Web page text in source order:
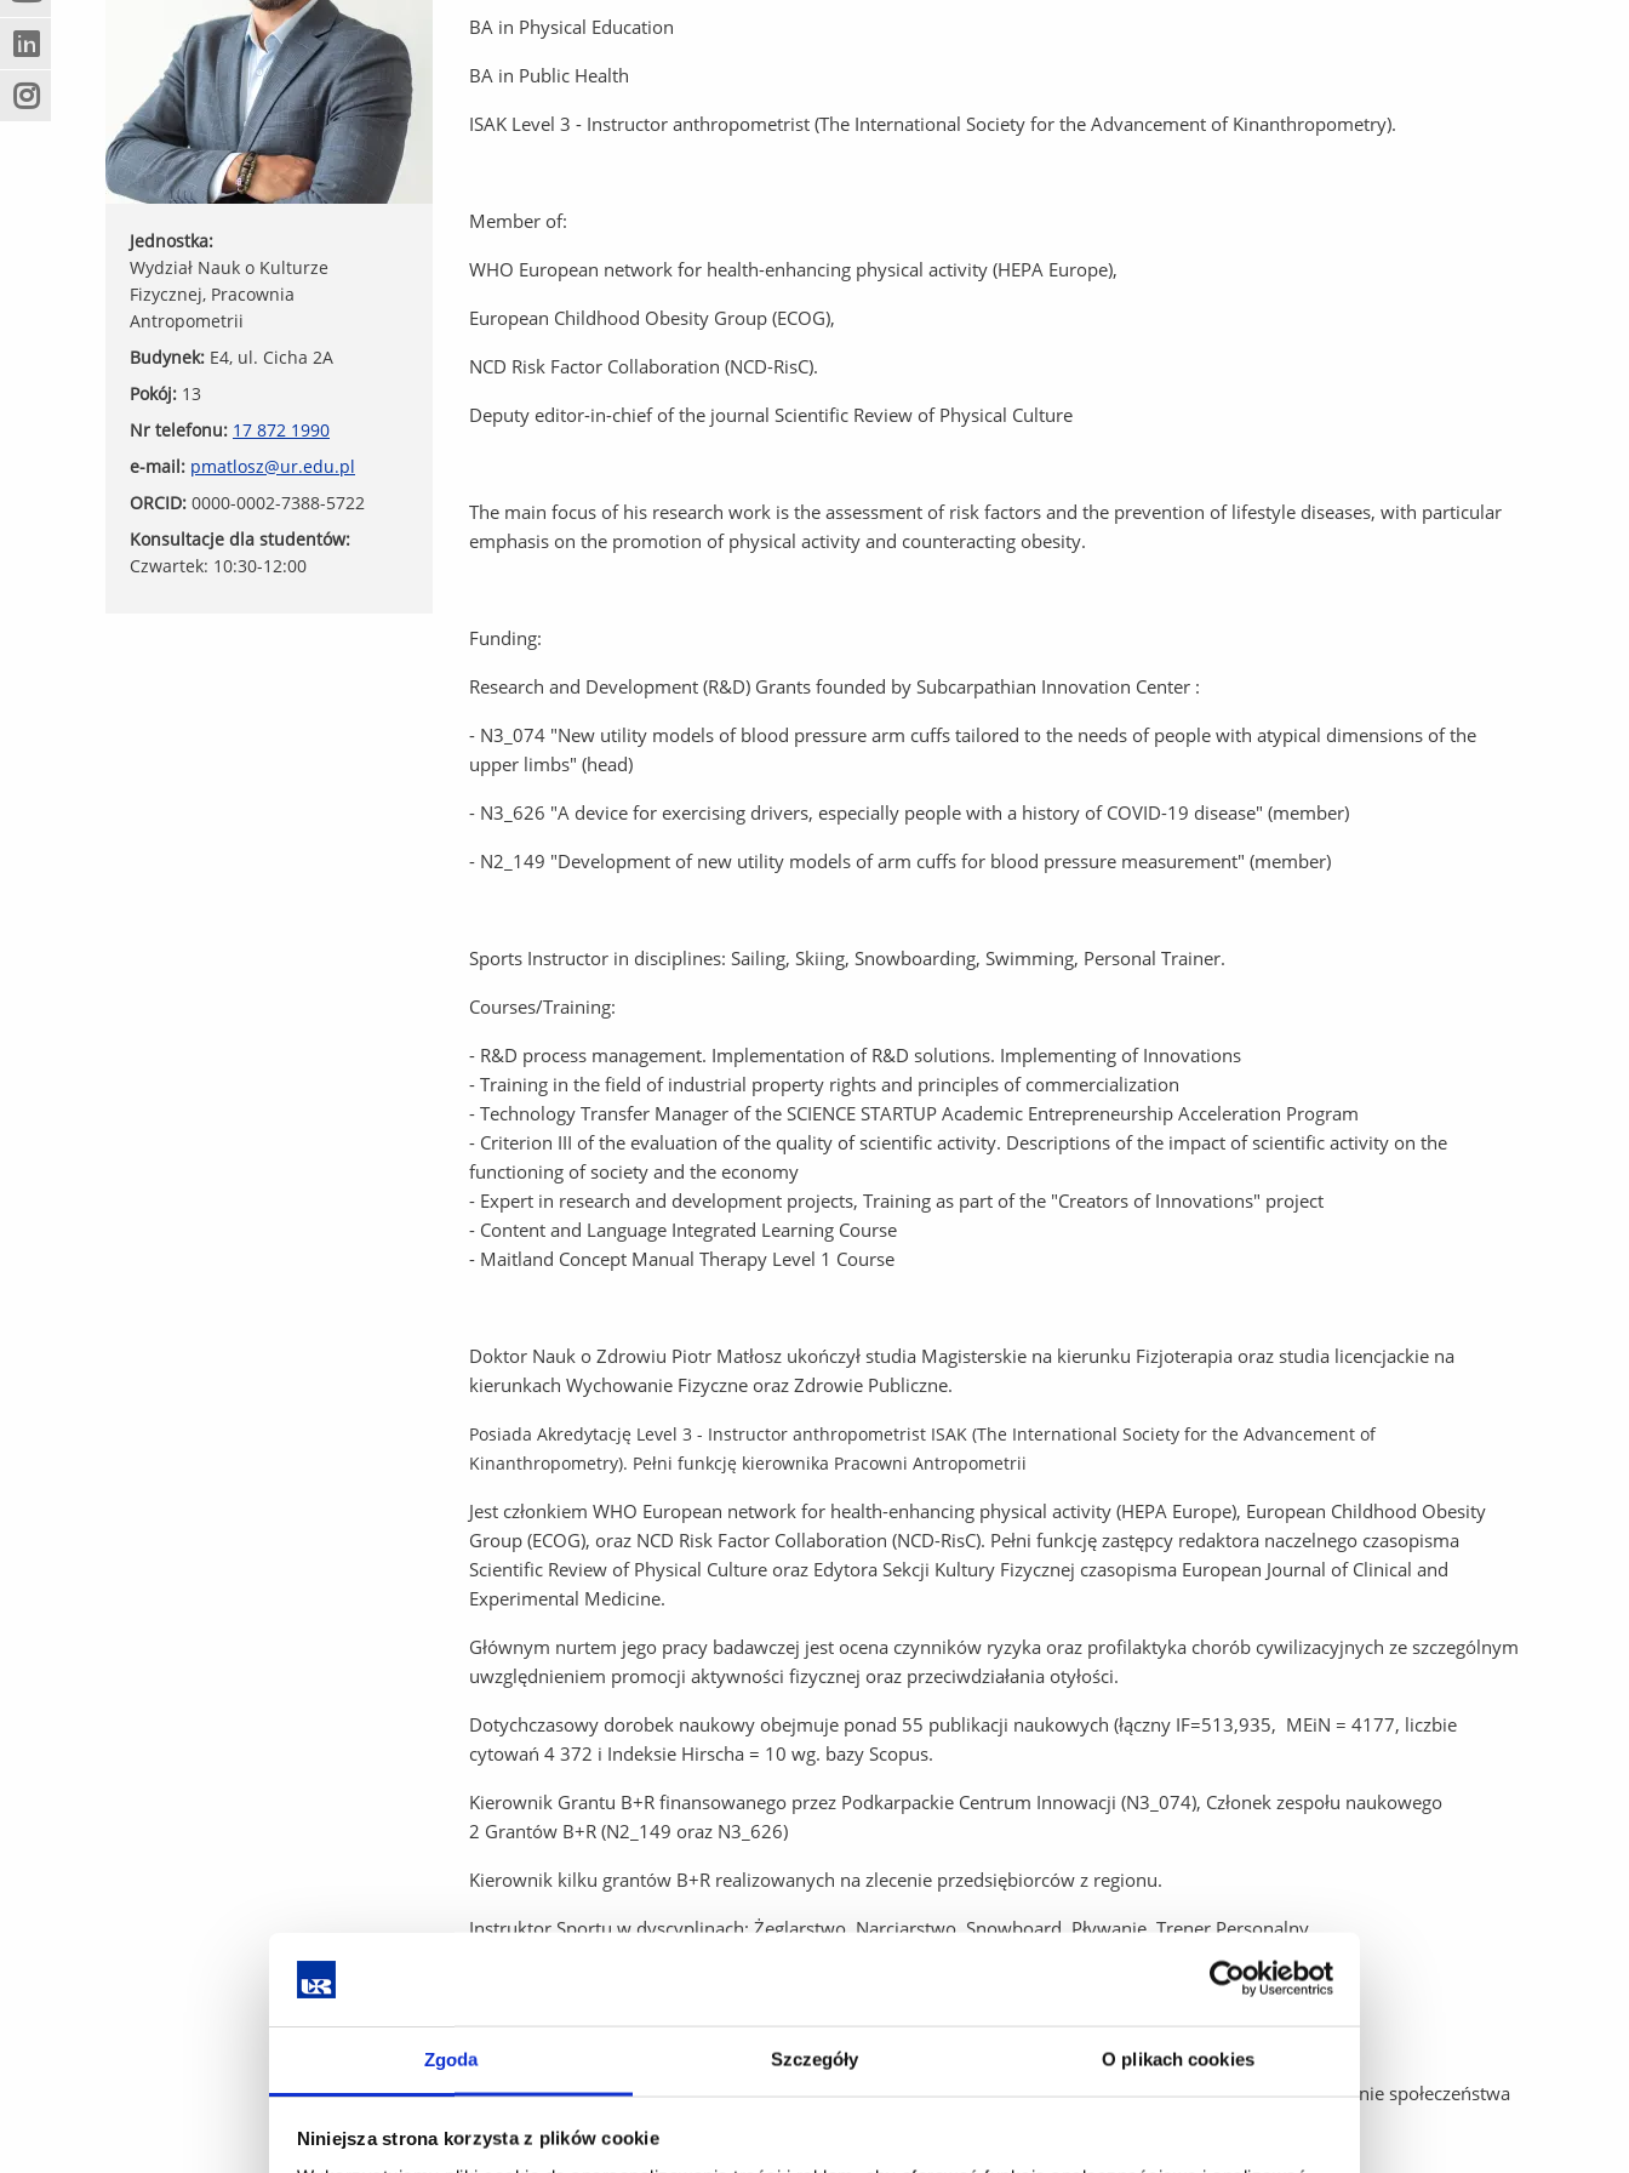
Zgoda Szczegóły O plikach cookies
Niniejsza strona korzysta z plików cookie
innej
strony)
okno)
do
innej
strony)
(Nowe
okno)
(Link
do
innej
(Nowe
(Link
Jednostka:
Wydział Nauk o Kulturze
Fizycznej, Pracownia
Antropometrii
Budynek: E4, ul. Cicha 2A
Pokój: 13
Nr telefonu: 17 872 1990
e-mail: pmatlosz@ur.edu.pl
ORCID: 0000-0002-7388-5722
Konsultacje dla studentów:
Czwartek: 10:30-12:00
BA in Physical Education
BA in Public Health
ISAK Level 3 - Instructor anthropometrist (The International Society for the Advancement of Kinanthropometry).
Member of:
WHO European network for health-enhancing physical activity (HEPA Europe),
European Childhood Obesity Group (ECOG),
NCD Risk Factor Collaboration (NCD-RisC).
Deputy editor-in-chief of the journal Scientific Review of Physical Culture
The main focus of his research work is the assessment of risk factors and the prevention of lifestyle diseases, with particular
emphasis on the promotion of physical activity and counteracting obesity.
Funding:
Research and Development (R&D) Grants founded by Subcarpathian Innovation Center :
- N3_074 "New utility models of blood pressure arm cuffs tailored to the needs of people with atypical dimensions of the
upper limbs" (head)
- N3_626 "A device for exercising drivers, especially people with a history of COVID-19 disease" (member)
- N2_149 "Development of new utility models of arm cuffs for blood pressure measurement" (member)
Sports Instructor in disciplines: Sailing, Skiing, Snowboarding, Swimming, Personal Trainer.
Courses/Training:
- R&D process management. Implementation of R&D solutions. Implementing of Innovations
- Training in the field of industrial property rights and principles of commercialization
- Technology Transfer Manager of the SCIENCE STARTUP Academic Entrepreneurship Acceleration Program
- Criterion III of the evaluation of the quality of scientific activity. Descriptions of the impact of scientific activity on the
functioning of society and the economy
- Expert in research and development projects, Training as part of the "Creators of Innovations" project
- Content and Language Integrated Learning Course
- Maitland Concept Manual Therapy Level 1 Course
Doktor Nauk o Zdrowiu Piotr Matłosz ukończył studia Magisterskie na kierunku Fizjoterapia oraz studia licencjackie na
kierunkach Wychowanie Fizyczne oraz Zdrowie Publiczne.
Posiada Akredytację Level 3 - Instructor anthropometrist ISAK (The International Society for the Advancement of
Kinanthropometry). Pełni funkcję kierownika Pracowni Antropometrii
Jest członkiem WHO European network for health-enhancing physical activity (HEPA Europe), European Childhood Obesity
Group (ECOG), oraz NCD Risk Factor Collaboration (NCD-RisC). Pełni funkcję zastępcy redaktora naczelnego czasopisma
Scientific Review of Physical Culture oraz Edytora Sekcji Kultury Fizycznej czasopisma European Journal of Clinical and
Experimental Medicine.
Głównym nurtem jego pracy badawczej jest ocena czynników ryzyka oraz profilaktyka chorób cywilizacyjnych ze szczególnym
uwzględnieniem promocji aktywności fizycznej oraz przeciwdziałania otyłości.
Dotychczasowy dorobek naukowy obejmuje ponad 55 publikacji naukowych (łączny IF=513,935, MEiN = 4177, liczbie
cytowań 4 372 i Indeksie Hirscha = 10 wg. bazy Scopus.
Kierownik Grantu B+R finansowanego przez Podkarpackie Centrum Innowacji (N3_074), Członek zespołu naukowego
2 Grantów B+R (N2_149 oraz N3_626)
Kierownik kilku grantów B+R realizowanych na zlecenie przedsiębiorców z regionu.
Instruktor Sportu w dyscyplinach: Żeglarstwo, Narciarstwo, Snowboard, Pływanie, Trener Personalny.
Szkolenie z zakresu praw własności przemysłowej i zasad komercjalizacji
Menadżer Transferu Technologii Programu Akceleracji Przedsiębiorczości Akademickiej SCIENCE STARTUP
Kryterium III ewaluacji jakości działalności naukowej. Opisy wpływu działalności naukowej na funkcjonowanie społeczeństwa
Ekspert ds. projektów badawczo – rozwojowych, Szkolenie w ramach projektu „Kreatorzy Innowacji”